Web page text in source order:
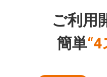
ご利用
簡単